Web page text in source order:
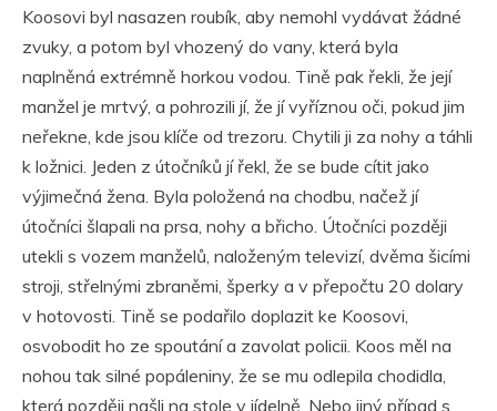
Koosovi byl nasazen roubík, aby nemohl vydávat žádné
zvuky, a potom byl vhozený do vany, která byla
naplněná extrémně horkou vodou. Tině pak řekli, že její
manžel je mrtvý, a pohrozili jí, že jí vyříznou oči, pokud jim
neřekne, kde jsou klíče od trezoru. Chytili ji za nohy a táhli
k ložnici. Jeden z útočníků jí řekl, že se bude cítit jako
výjimečná žena. Byla položená na chodbu, načež jí
útočníci šlapali na prsa, nohy a břicho. Útočníci později
utekli s vozem manželů, naloženým televizí, dvěma šicími
stroji, střelnými zbraněmi, šperky a v přepočtu 20 dolary
v hotovosti. Tině se podařilo doplazit ke Koosovi,
osvobodit ho ze spoutání a zavolat policii. Koos měl na
nohou tak silné popáleniny, že se mu odlepila chodidla,
která později našli na stole v jídelně. Nebo jiný případ s